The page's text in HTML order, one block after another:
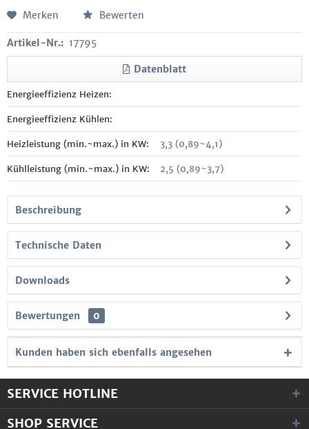
Merken Bewerten
Artikel-Nr.: 17795
Datenblatt
Energieeffizienz Heizen:
Energieeffizienz Kühlen:
Heizleistung (min.~max.) in KW: 3,3 (0,89~4,1)
Kühlleistung (min.~max.) in KW: 2,5 (0,89~3,7)
Beschreibung
Technische Daten
Downloads
Bewertungen 0
Kunden haben sich ebenfalls angesehen
SERVICE HOTLINE
SHOP SERVICE